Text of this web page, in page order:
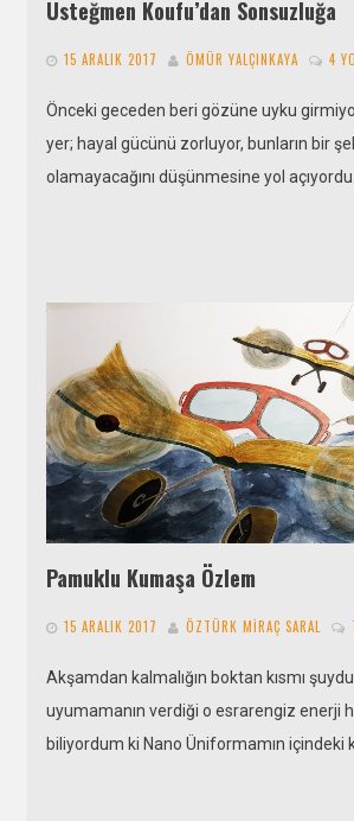
Üsteğmen Koufu’dan Sonsuzluğa
15 ARALIK 2017 ÖMÜR YALÇINKAYA 4
Önceki geceden beri gözüne uyku
yer; hayal gücünü zorluyor, bunların bir
olamayacağını düşünmesine yol
Pamuklu Kumaşa Özlem
15 ARALIK 2017 ÖZTÜRK MIRAÇ SARAL
Akşamdan kalmalığın boktan kısmı
uyumamanın verdiği o esrarengiz enerji
biliyordum ki Nano Üniformamın içindeki